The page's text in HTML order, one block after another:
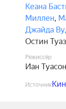
Кеана
Миллен,
Джайда
Остин
Режиссёр
Иан Туасон
Источник